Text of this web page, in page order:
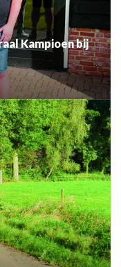
Kampioen bij